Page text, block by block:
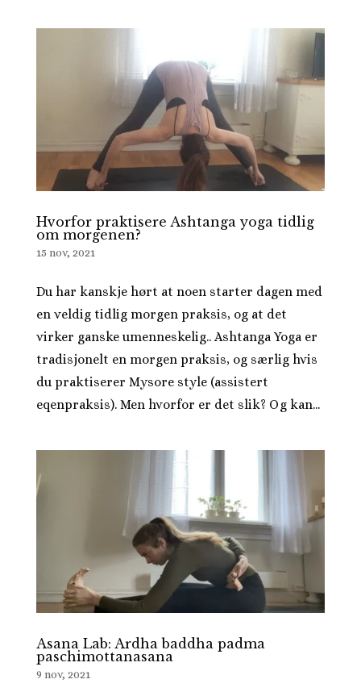
Hvorfor praktisere Ashtanga yoga tidlig
om morgenen?
15 nov, 2021
Du har kanskje hørt at noen starter dagen med
en veldig tidlig morgen praksis, og at det
virker ganske umenneskelig.. Ashtanga Yoga er
tradisjonelt en morgen praksis, og særlig hvis
du praktiserer Mysore style (assistert
eqenpraksis). Men hvorfor er det slik? Og kan...
Asana Lab: Ardha baddha padma
paschimottanasana
9 nov, 2021